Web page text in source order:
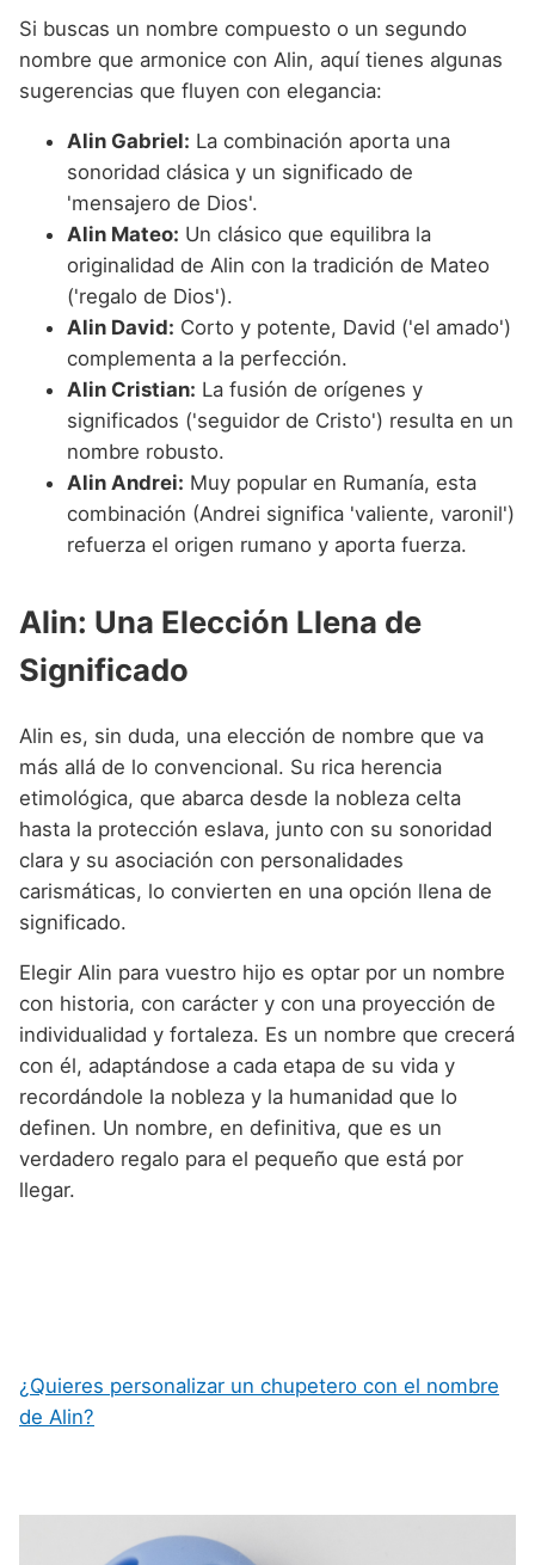
Si buscas un nombre compuesto o un segundo
nombre que armonice con Alin, aquí tienes algunas
sugerencias que fluyen con elegancia:
Alin Gabriel: La combinación aporta una
sonoridad clásica y un significado de
'mensajero de Dios'.
Alin Mateo: Un clásico que equilibra la
originalidad de Alin con la tradición de Mateo
('regalo de Dios').
Alin David: Corto y potente, David ('el amado')
complementa a la perfección.
Alin Cristian: La fusión de orígenes y
significados ('seguidor de Cristo') resulta en un
nombre robusto.
Alin Andrei: Muy popular en Rumanía, esta
combinación (Andrei significa 'valiente, varonil')
refuerza el origen rumano y aporta fuerza.
Alin: Una Elección Llena de
Significado
Alin es, sin duda, una elección de nombre que va
más allá de lo convencional. Su rica herencia
etimológica, que abarca desde la nobleza celta
hasta la protección eslava, junto con su sonoridad
clara y su asociación con personalidades
carismáticas, lo convierten en una opción llena de
significado.
Elegir Alin para vuestro hijo es optar por un nombre
con historia, con carácter y con una proyección de
individualidad y fortaleza. Es un nombre que crecerá
con él, adaptándose a cada etapa de su vida y
recordándole la nobleza y la humanidad que lo
definen. Un nombre, en definitiva, que es un
verdadero regalo para el pequeño que está por
llegar.
¿Quieres personalizar un chupetero con el nombre
de Alin?